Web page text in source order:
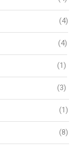
(4)
(4)
(1)
(3)
(1)
(8)